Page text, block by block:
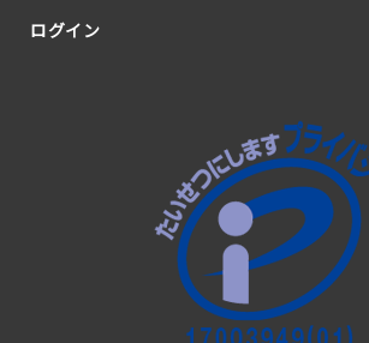
ログイン